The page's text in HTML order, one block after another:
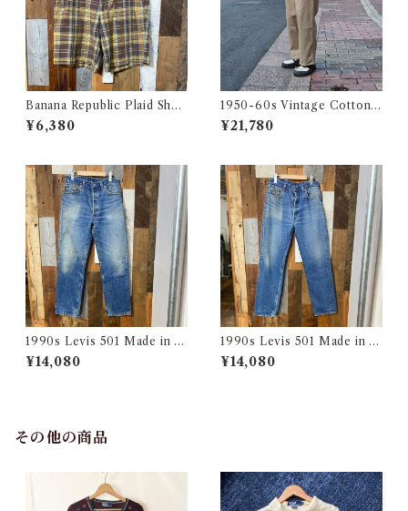
Banana Republic Plaid Shor
ts / バナナリパブリック マド
ラス チェック ショートパンツ
¥6,380
1950-60s Vintage Cotton
Khaki Work Chino Trouser
s W31 L28 / ヴィンテージ ボ
¥21,780
1990s Levis 501 Made in U
SA 実寸 w34 L31 / リーバイ
ス デニム パンツ アメリカ製
¥14,080
1990s Levis 501 Made in U
SA 実寸 w34 L32.5 / リーバ
イス デニム パンツ アメリカ製
¥14,080
その他の商品